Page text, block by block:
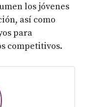
los jóvenes
así como
para
competitivos.